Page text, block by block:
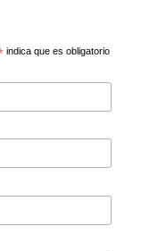
indica que es obligatorio